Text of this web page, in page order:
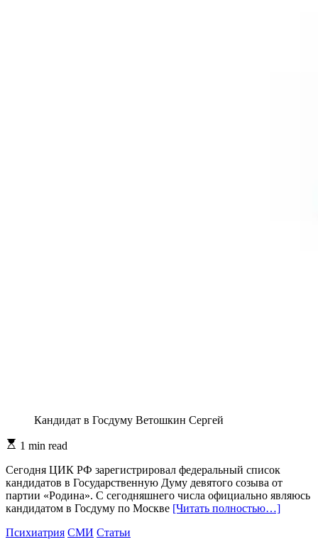
Кандидат в Госдуму Ветошкин Сергей
Estimated
time
1 min read
Сегодня ЦИК РФ зарегистрировал федеральный список
кандидатов в Государственную Думу девятого созыва от
партии «Родина». С сегодняшнего числа официально являюсь
кандидатом в Госдуму по Москве [Читать полностью…]
Психиатрия СМИ Статьи